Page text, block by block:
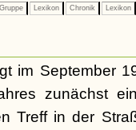
Gruppe Lexikon Chronik Lexikon
im September
zunächst
Treff in der